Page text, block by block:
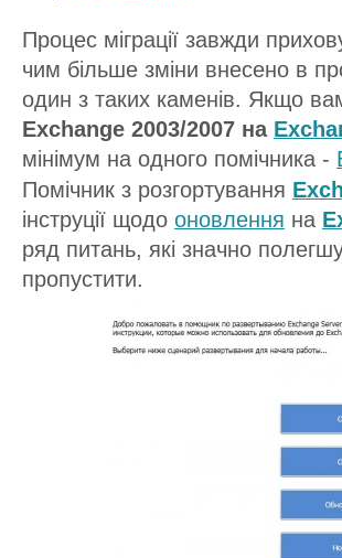
Процес міграції завжди
чим більше зміни внесено в
один з таких каменів. Якщо
Exchange 2003/2007 на
мінімум на одного помічника -
Помічник з розгортування
інструції щодо оновлення на
ряд питань, які значно
пропустити.